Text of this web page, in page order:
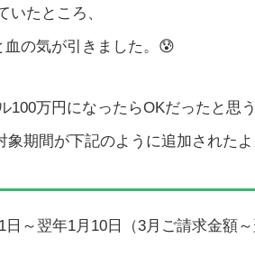
いたところ、
血の気が引きました。😰
万円になったらOKだったと思う
期間が下記のように追加されたよ
～翌年1月10日（3月ご請求金額